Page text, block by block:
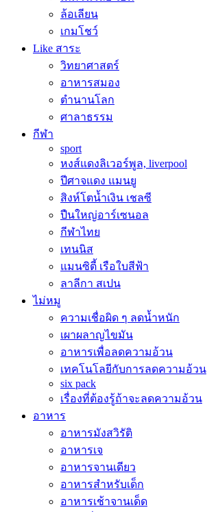
ล้อเลียน
เกมโชว์
Like สาระ
วิทยาศาสตร์
อาหารสมอง
ตำนานโลก
ศาลาธรรม
กีฬา
sport
หงส์แดงลิเวอร์พูล, liverpool
ปีศาจแดง แมนยู
สิงห์โตน้ำเงิน เชลซี
ปืนใหญ่อาร์เซนอล
กีฬาไทย
เทนนิส
แมนซิตี้ เรือใบสีฟ้า
ลาลีกา สเปน
ไม่หมู
ความเชื่อผิด ๆ ลดน้ำหนัก
เผาผลาญไขมัน
อาหารเพื่อลดความอ้วน
เทคโนโลยีกับการลดความอ้วน
six pack
เรื่องที่ต้องรู้ถ้าจะลดความอ้วน
อาหาร
อาหารมังสวิรัติ
อาหารเจ
อาหารจานเดียว
อาหารสำหรับเด็ก
อาหารเช้าจานเด็ด